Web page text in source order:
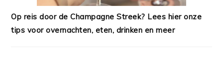
Op reis door de Champagne Streek? Lees hier onze
tips voor overnachten, eten, drinken en meer